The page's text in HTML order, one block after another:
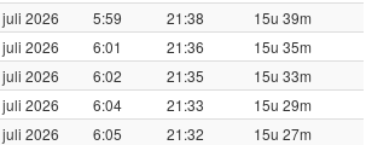
2026
5:59 21:38
15u 39m
2026
6:01 21:36
15u 35m
2026
6:02 21:35
15u 33m
2026
6:04 21:33
15u 29m
2026
6:05 21:32 15u 27m